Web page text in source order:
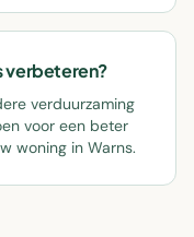
verbeteren?
verduurzaming
voor een beter
woning in Warns.